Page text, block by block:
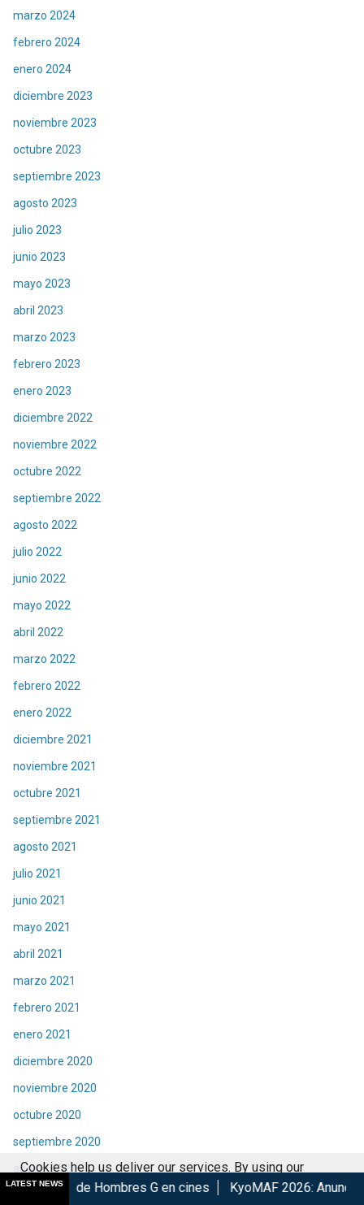
marzo 2024
febrero 2024
enero 2024
diciembre 2023
noviembre 2023
octubre 2023
septiembre 2023
agosto 2023
julio 2023
junio 2023
mayo 2023
abril 2023
marzo 2023
febrero 2023
enero 2023
diciembre 2022
noviembre 2022
octubre 2022
septiembre 2022
agosto 2022
julio 2022
junio 2022
mayo 2022
abril 2022
marzo 2022
febrero 2022
enero 2022
diciembre 2021
noviembre 2021
octubre 2021
septiembre 2021
agosto 2021
julio 2021
junio 2021
mayo 2021
abril 2021
marzo 2021
febrero 2021
enero 2021
diciembre 2020
noviembre 2020
octubre 2020
septiembre 2020
agosto 2020
LATEST NEWSG en cines KyoMAF 2026: Anuncian
Cookies help us deliver our services. By using our
services, you agree to our use of cookies.
Got it